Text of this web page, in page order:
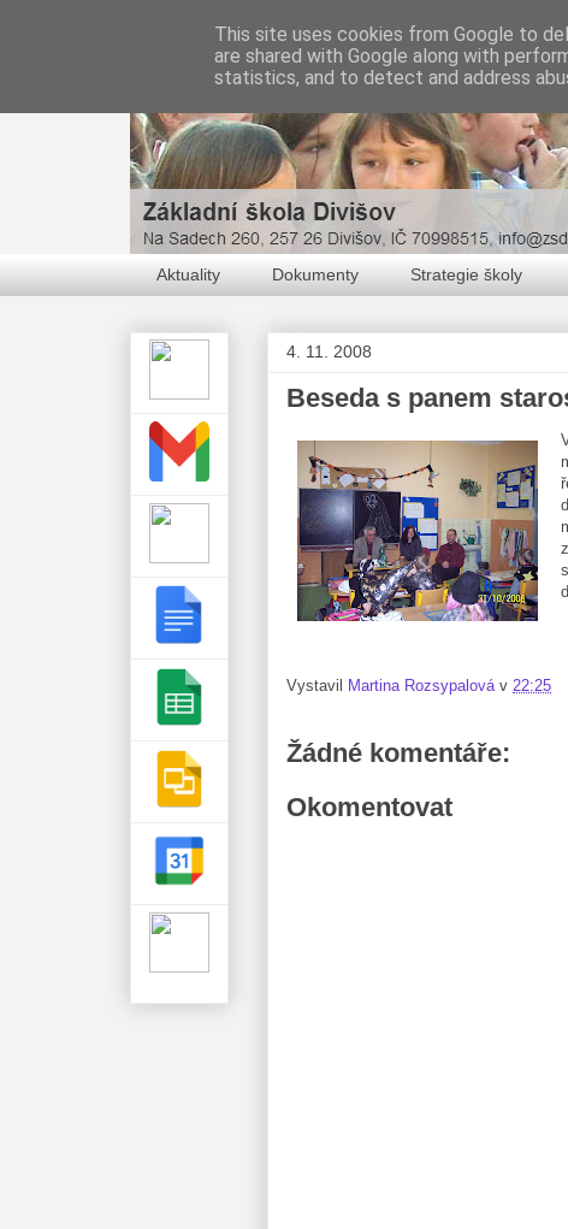
Aktuality Dokumenty Strategie školy
4. 11. 2008
Beseda s panem
Vystavil Martina Rozsypalová v 22:25
Žádné komentáře:
Okomentovat
This site uses cookies from Google to
are shared with Google along with
statistics, and to detect and address